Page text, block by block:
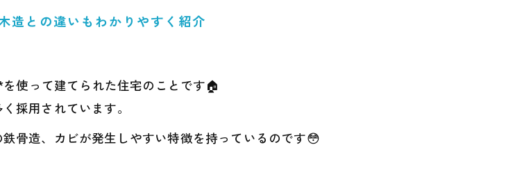
造との違いもわかりやすく紹介
使って建てられた住宅のことです🏠
採用されています。
骨造、カビが発生しやすい特徴を持っているのです😳